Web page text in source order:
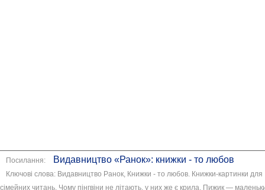
Посилання: Видавництво «Ранок»: книжки - то любов
Ключові слова: Видавництво Ранок, Книжки - то любов. Книжки-картинки для
сімейних читань, Чому пінгвіни не літають, у них же є крила, Пижик —